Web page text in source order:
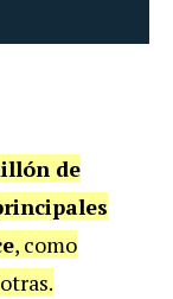
de
, como